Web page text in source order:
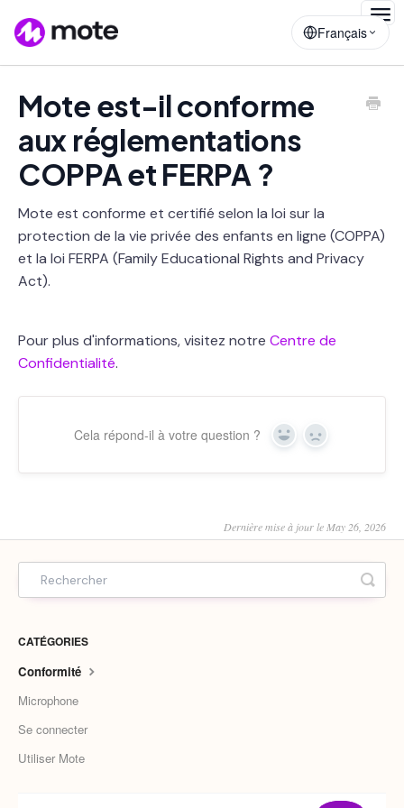
Français
Mote est-il conforme
aux réglementations
COPPA et FERPA ?
Mote est conforme et certifié selon la loi sur la
protection de la vie privée des enfants en ligne (COPPA)
et la loi FERPA (Family Educational Rights and Privacy
Act).
Pour plus d'informations, visitez notre Centre de
Confidentialité.
Cela répond-il à votre question ? Yes No
Dernière mise à jour le May 26, 2026
CATÉGORIES
Conformité
Microphone
Se connecter
Utiliser Mote